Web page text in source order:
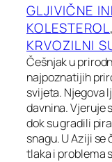
GLJIVIČNE
KOLESTEROL,
KRVOZILNI
Češnjak u
najpoznatijih
svijeta. Njegova
davnina. Vjeruje
dok su gradili
snagu. U Aziji
tlaka i problema